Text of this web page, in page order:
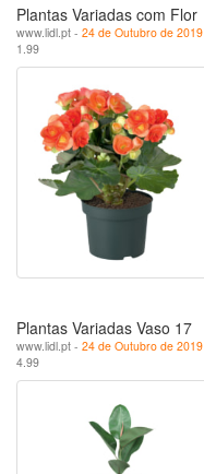
Plantas Variadas com Flor
www.lidl.pt - 24 de Outubro de 2019
1.99
Plantas Variadas Vaso 17
www.lidl.pt - 24 de Outubro de 2019
4.99